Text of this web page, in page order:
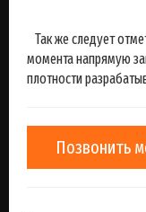
Так же следует
момента напрямую
плотности
Позвонить